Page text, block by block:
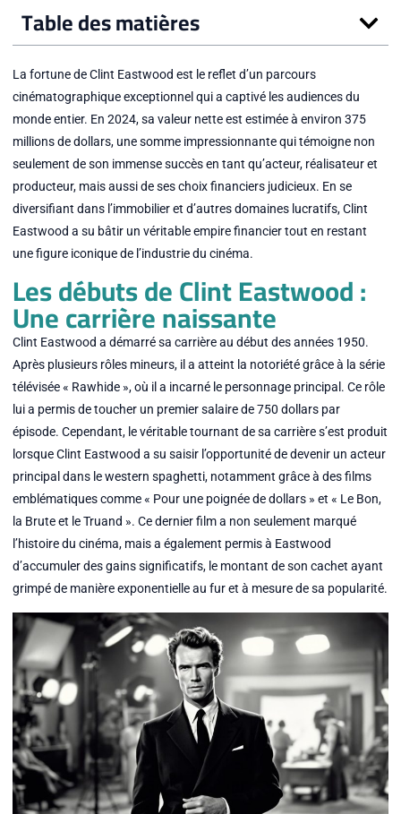
Table des matières
La fortune de Clint Eastwood est le reflet d’un parcours
cinématographique exceptionnel qui a captivé les audiences du
monde entier. En 2024, sa valeur nette est estimée à environ 375
millions de dollars, une somme impressionnante qui témoigne non
seulement de son immense succès en tant qu’acteur, réalisateur et
producteur, mais aussi de ses choix financiers judicieux. En se
diversifiant dans l’immobilier et d’autres domaines lucratifs, Clint
Eastwood a su bâtir un véritable empire financier tout en restant
une figure iconique de l’industrie du cinéma.
Les débuts de Clint Eastwood :
Une carrière naissante
Clint Eastwood a démarré sa carrière au début des années 1950.
Après plusieurs rôles mineurs, il a atteint la notoriété grâce à la série
télévisée « Rawhide », où il a incarné le personnage principal. Ce rôle
lui a permis de toucher un premier salaire de 750 dollars par
épisode. Cependant, le véritable tournant de sa carrière s’est produit
lorsque Clint Eastwood a su saisir l’opportunité de devenir un acteur
principal dans le western spaghetti, notamment grâce à des films
emblématiques comme « Pour une poignée de dollars » et « Le Bon,
la Brute et le Truand ». Ce dernier film a non seulement marqué
l’histoire du cinéma, mais a également permis à Eastwood
d’accumuler des gains significatifs, le montant de son cachet ayant
grimpé de manière exponentielle au fur et à mesure de sa popularité.